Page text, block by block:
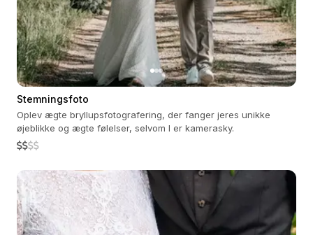
Stemningsfoto
Oplev ægte bryllupsfotografering, der fanger jeres unikke
øjeblikke og ægte følelser, selvom I er kamerasky.